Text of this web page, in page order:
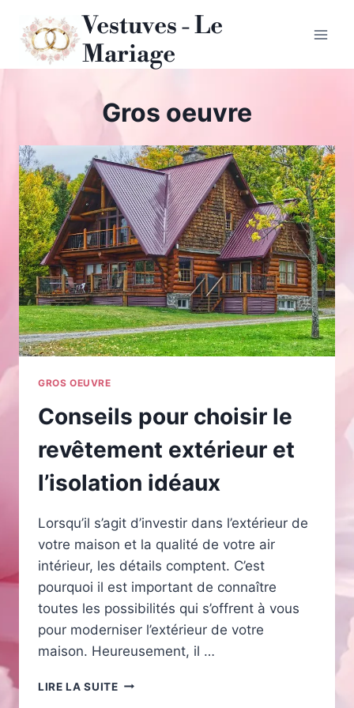
contenu
Vestuves - Le
Mariage
Gros oeuvre
GROS OEUVRE
Conseils pour choisir le
revêtement extérieur et
l’isolation idéaux
Lorsqu’il s’agit d’investir dans l’extérieur de
votre maison et la qualité de votre air
intérieur, les détails comptent. C’est
pourquoi il est important de connaître
toutes les possibilités qui s’offrent à vous
pour moderniser l’extérieur de votre
maison. Heureusement, il …
LIRE LA SUITECONSEILS